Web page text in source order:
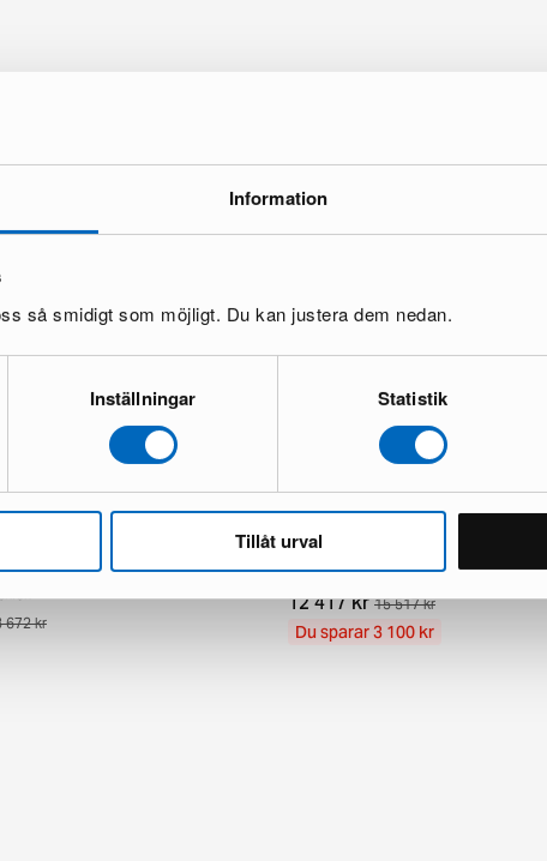
Information
så smidigt som möjligt. Du kan justera dem nedan.
Inställningar Statistik
Tillåt urval
orientalisk matta 63 x
672 kr
Aktscha orientalisk matta 249 x
1 i lager · Nyskick
12 417 kr 15 517 kr
Du sparar 3 100 kr